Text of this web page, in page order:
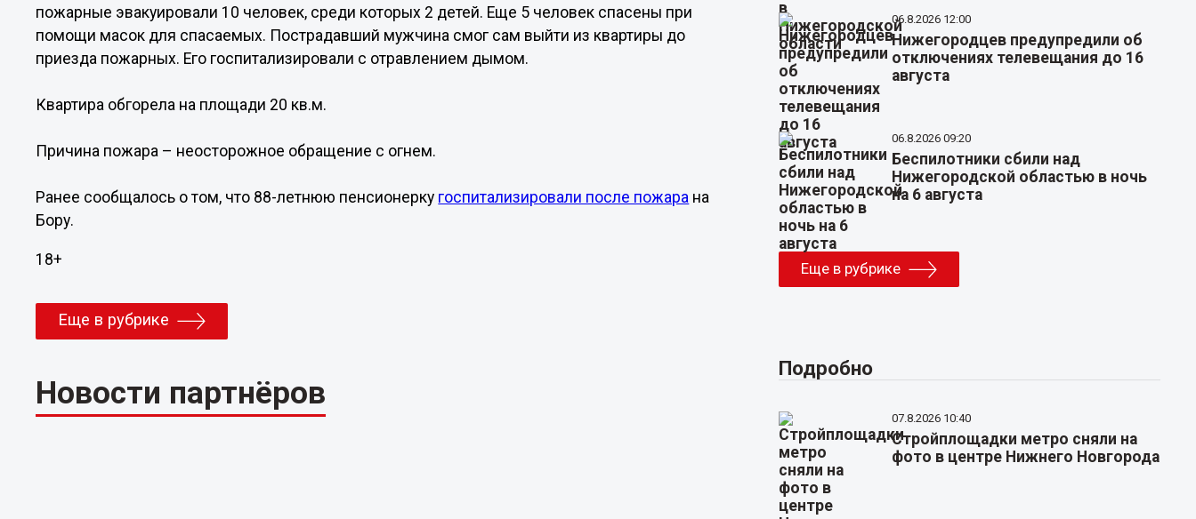
пожарные эвакуировали 10 человек, среди которых 2 детей. Еще 5 человек спасены при
помощи масок для спасаемых. Пострадавший мужчина смог сам выйти из квартиры до
приезда пожарных. Его госпитализировали с отравлением дымом.
Квартира обгорела на площади 20 кв.м.
Причина пожара – неосторожное обращение с огнем.
Ранее сообщалось о том, что 88-летнюю пенсионерку госпитализировали после пожара на
Бору.
18+
Еще в рубрике
Новости партнёров
06.8.2026 12:00
Нижегородцев предупредили об
отключениях телевещания до 16
августа
06.8.2026 09:20
Беспилотники сбили над
Нижегородской областью в ночь
на 6 августа
Еще в рубрике
Подробно
07.8.2026 10:40
Стройплощадки метро сняли на
фото в центре Нижнего Новгорода